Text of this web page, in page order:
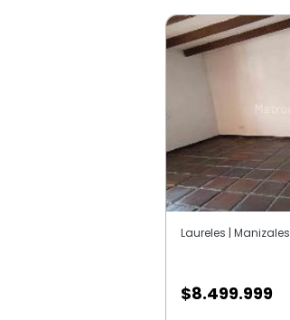
Laureles | Manizales
$8.499.999